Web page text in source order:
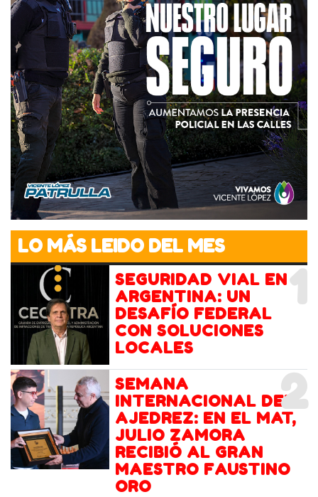
LO MÁS LEIDO DEL MES
1
SEGURIDAD VIAL EN
ARGENTINA: UN
DESAFÍO FEDERAL
CON SOLUCIONES
LOCALES
2
SEMANA
INTERNACIONAL DEL
AJEDREZ: EN EL MAT,
JULIO ZAMORA
RECIBIÓ AL GRAN
MAESTRO FAUSTINO
ORO